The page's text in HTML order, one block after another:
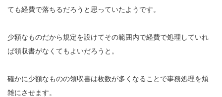
ても経費で落ちるだろうと思っていたようです。
少額なものだから規定を設けてその範囲内で経費で処理していれ
ば領収書がなくてもよいだろうと。
確かに少額なものの領収書は枚数が多くなることで事務処理を煩
雑にさせます。